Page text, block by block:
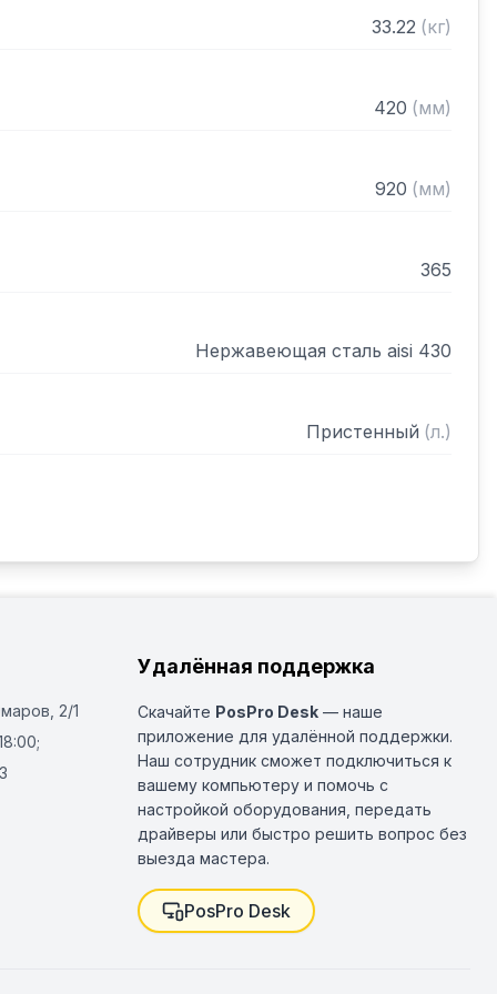
виде
33.22 (кг)
420 (мм)
920 (мм)
365
Нержавеющая сталь aisi 430
Пристенный (л.)
2/1
Удалённая поддержка
Скачайте PosPro Desk — наше
приложение для удалённой поддержки.
Наш сотрудник сможет подключиться к
вашему компьютеру и помочь с
настройкой оборудования, передать
драйверы или быстро решить вопрос без
выезда мастера.
PosPro Desk